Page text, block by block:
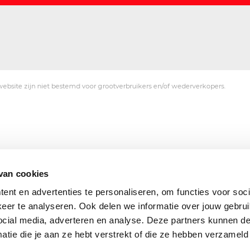
cookies
en advertenties te personaliseren, om functies voor
te analyseren. Ook delen we informatie over jouw
media, adverteren en analyse. Deze partners kunnen
die je aan ze hebt verstrekt of die ze hebben
zijn niet bestemd voor grootverbruikers en/of wederverkopers.